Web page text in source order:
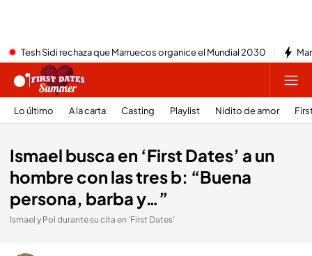
Tesh Sidi rechaza que Marruecos organice el Mundial 2030
Lo último A la carta Casting Playlist Nidito de amor
Ismael busca en ‘First Dates’ a un
hombre con las tres b: “Buena
persona, barba y…”
Ismael y Pol durante su cita en 'First Dates'